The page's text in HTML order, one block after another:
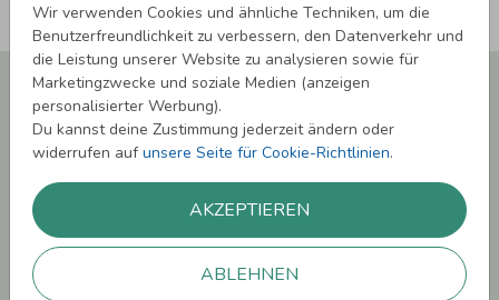
Wir verwenden Cookies und ähnliche Techniken, um die
Benutzerfreundlichkeit zu verbessern, den Datenverkehr und
die Leistung unserer Website zu analysieren sowie für
Marketingzwecke und soziale Medien (anzeigen
personalisierter Werbung).
Du kannst deine Zustimmung jederzeit ändern oder
widerrufen aufunsere Seite für Cookie-Richtlinien.
AKZEPTIEREN
ABLEHNEN
Newsletter abonnieren und 5,00 € Rabatt**
sichern!
Melde Dich zu unserem Newsletter an und bleibe auf dem
Laufenden.